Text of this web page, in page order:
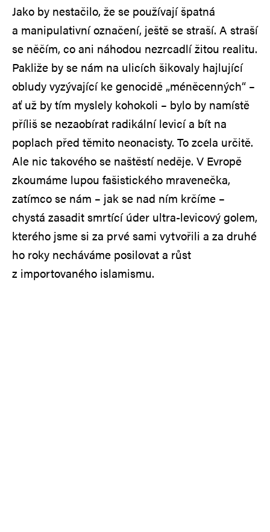
Jako by nestačilo, že se používají špatná
a manipulativní označení, ještě se straší. A straší
se něčím, co ani náhodou nezrcadlí žitou realitu.
Pakliže by se nám na ulicích šikovaly hajlující
obludy vyzývající ke genocidě „méněcenných“ –
ať už by tím myslely kohokoli – bylo by namístě
příliš se nezaobírat radikální levicí a bít na
poplach před těmito neonacisty. To zcela určitě.
Ale nic takového se naštěstí neděje. V Evropě
zkoumáme lupou fašistického mravenečka,
zatímco se nám – jak se nad ním krčíme –
chystá zasadit smrtící úder ultra-levicový golem,
kterého jsme si za prvé sami vytvořili a za druhé
ho roky necháváme posilovat a růst
z importovaného islamismu.